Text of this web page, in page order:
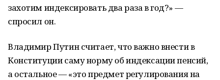
захотим индексировать два раза в год?» —
спросил он.
Владимир Путин считает, что важно внести в
Конституции саму норму об индексации пенсий,
а остальное — «это предмет регулирования на